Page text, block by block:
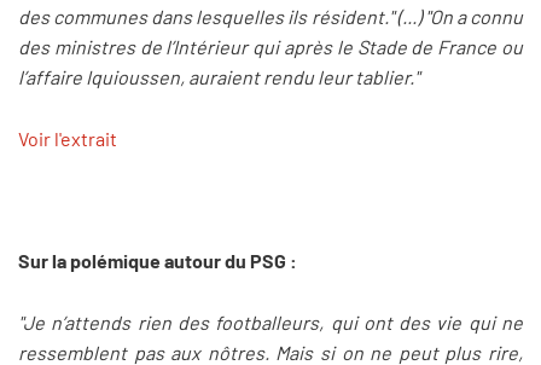
des communes dans lesquelles ils résident." (...) "On a connu
des ministres de l’Intérieur qui après le Stade de France ou
l’affaire Iquioussen, auraient rendu leur tablier."
Voir l'extrait
Sur la polémique autour du PSG :
"Je n’attends rien des footballeurs, qui ont des vie qui ne
ressemblent pas aux nôtres. Mais si on ne peut plus rire,